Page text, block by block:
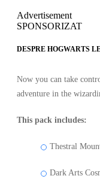
Advertisement
SPONSORIZAT
DESPRE HOGWARTS
Now you can take
adventure in the
This pack includes:
Thestral
Dark Arts